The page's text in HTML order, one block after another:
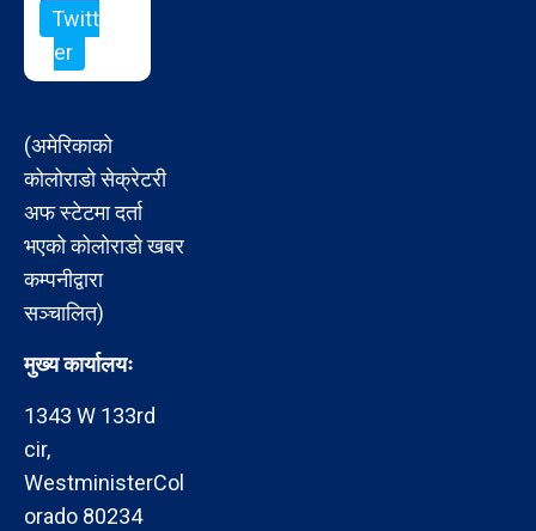
Twitt
er
(अमेरिकाको
कोलोराडो सेक्रेटरी
अफ स्टेटमा दर्ता
भएको कोलोराडो खबर
कम्पनीद्वारा
सञ्चालित)
मुख्य कार्यालयः
1343 W 133rd
cir,
WestministerCol
orado 80234